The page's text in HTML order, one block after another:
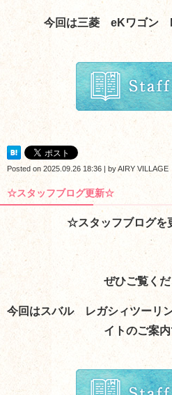
今回は三菱 eKワゴン
Posted on 2025.09.26 18:36 | byAIRY VILLAGE
☆スタッフブログ更新☆
☆スタッフブログを
ぜひご覧く
今回はスバル レガシィツー
イトのご案内